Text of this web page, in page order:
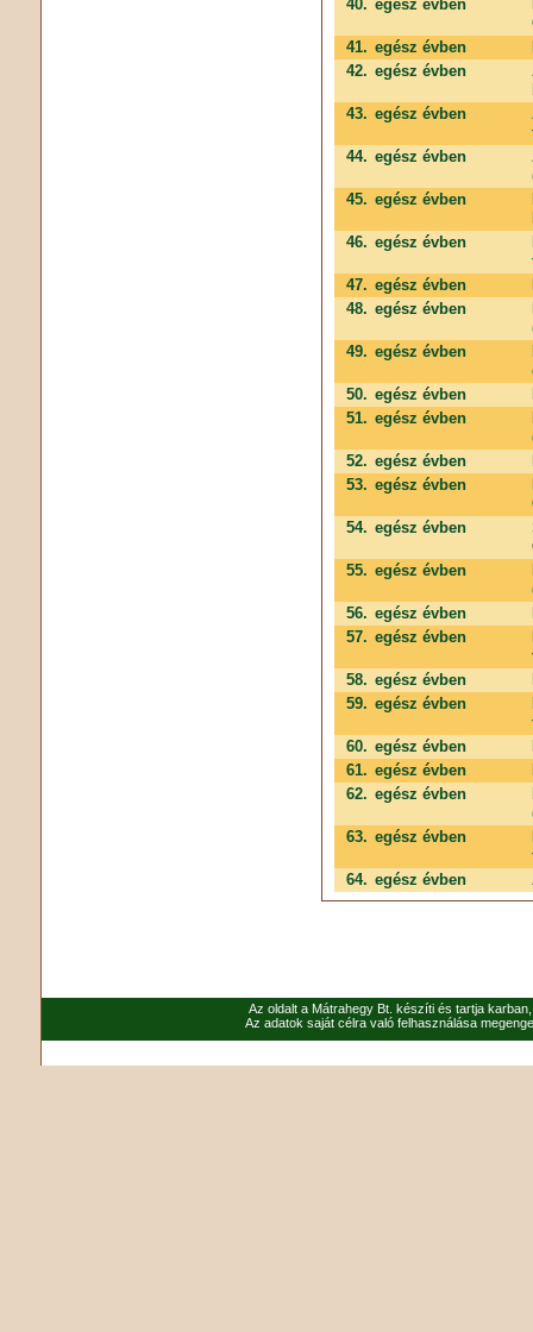
40. egész évben
41. egész évben
42. egész évben
43. egész évben
44. egész évben
45. egész évben
46. egész évben
47. egész évben
48. egész évben
49. egész évben
50. egész évben
51. egész évben
52. egész évben
53. egész évben
54. egész évben
55. egész évben
56. egész évben
57. egész évben
58. egész évben
59. egész évben
60. egész évben
61. egész évben
62. egész évben
63. egész évben
64. egész évben
Az oldalt a Mátrahegy Bt. készíti és tartja
Az adatok saját célra való felhasználása